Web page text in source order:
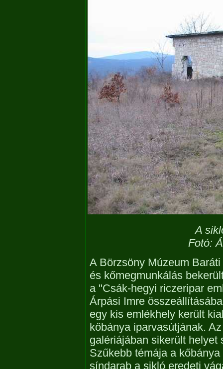
A
Fotó:
A Börzsöny Múzeum
és kőmegmunkálás
a "Csák-hegyi riczeripar
Árpási Imre
egy kis emlékhely került
kőbánya iparvasútjának.
galériájában sikerült
Szűkebb témája a
síndarab a sikló eredeti